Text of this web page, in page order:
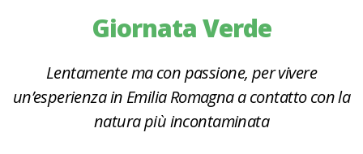
Giornata Verde
Lentamente ma con passione, per vivere
un’esperienza in Emilia Romagna a contatto con la
natura più incontaminata